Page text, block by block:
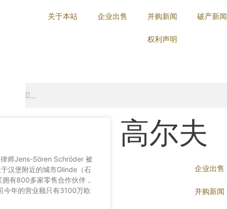
关于本站 企业出售 并购新闻 破产新闻
权利声明
师Jens-Sören Schröder 被
汉堡附近的城市Glinde（石
有800多家零售合作伙伴，
今年的营业额只有3100万欧
高尔夫
企业出售
并购新闻